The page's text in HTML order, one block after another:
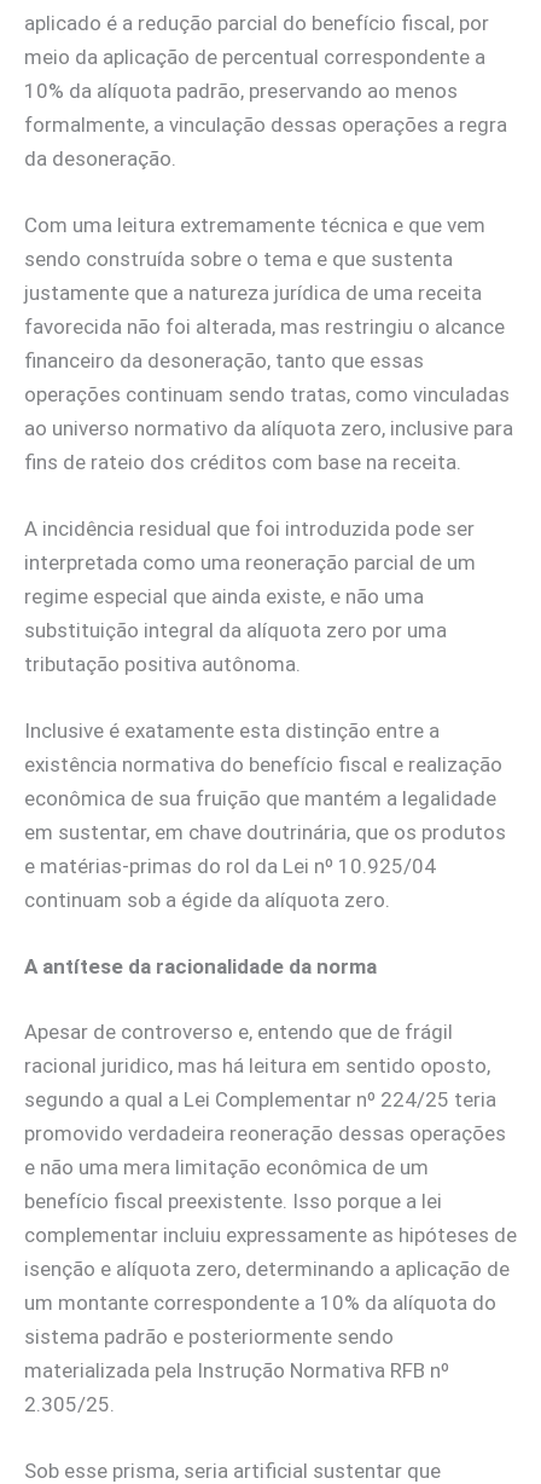
aplicado é a redução parcial do benefício fiscal, por
meio da aplicação de percentual correspondente a
10% da alíquota padrão, preservando ao menos
formalmente, a vinculação dessas operações a regra
da desoneração.
Com uma leitura extremamente técnica e que vem
sendo construída sobre o tema e que sustenta
justamente que a natureza jurídica de uma receita
favorecida não foi alterada, mas restringiu o alcance
financeiro da desoneração, tanto que essas
operações continuam sendo tratas, como vinculadas
ao universo normativo da alíquota zero, inclusive para
fins de rateio dos créditos com base na receita.
A incidência residual que foi introduzida pode ser
interpretada como uma reoneração parcial de um
regime especial que ainda existe, e não uma
substituição integral da alíquota zero por uma
tributação positiva autônoma.
Inclusive é exatamente esta distinção entre a
existência normativa do benefício fiscal e realização
econômica de sua fruição que mantém a legalidade
em sustentar, em chave doutrinária, que os produtos
e matérias-primas do rol da Lei nº 10.925/04
continuam sob a égide da alíquota zero.
A antítese da racionalidade da norma
Apesar de controverso e, entendo que de frágil
racional juridico, mas há leitura em sentido oposto,
segundo a qual a Lei Complementar nº 224/25 teria
promovido verdadeira reoneração dessas operações
e não uma mera limitação econômica de um
benefício fiscal preexistente. Isso porque a lei
complementar incluiu expressamente as hipóteses de
isenção e alíquota zero, determinando a aplicação de
um montante correspondente a 10% da alíquota do
sistema padrão e posteriormente sendo
materializada pela Instrução Normativa RFB nº
2.305/25.
Sob esse prisma, seria artificial sustentar que